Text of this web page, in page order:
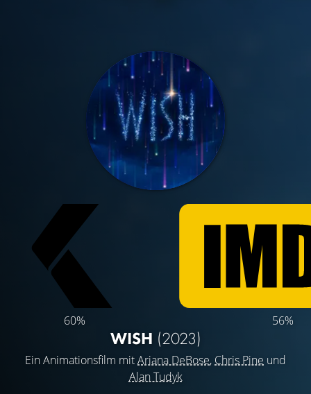
60% 56%
WISH (2023)
Ein Animationsfilm mitAriana DeBose, Chris Pine und
Alan Tudyk